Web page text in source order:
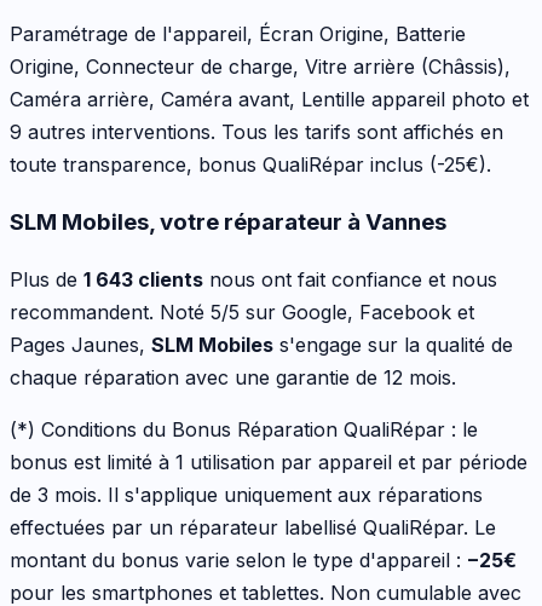
Paramétrage de l'appareil, Écran Origine, Batterie
Origine, Connecteur de charge, Vitre arrière (Châssis),
Caméra arrière, Caméra avant, Lentille appareil photo et
9 autres interventions. Tous les tarifs sont affichés en
toute transparence, bonus QualiRépar inclus (-25€).
SLM Mobiles, votre réparateur à Vannes
Plus de 1 643 clients nous ont fait confiance et nous
recommandent. Noté 5/5 sur Google, Facebook et
Pages Jaunes, SLM Mobiles s'engage sur la qualité de
chaque réparation avec une garantie de 12 mois.
(*) Conditions du Bonus Réparation QualiRépar : le
bonus est limité à 1 utilisation par appareil et par période
de 3 mois. Il s'applique uniquement aux réparations
effectuées par un réparateur labellisé QualiRépar. Le
montant du bonus varie selon le type d'appareil : −25€
pour les smartphones et tablettes. Non cumulable avec